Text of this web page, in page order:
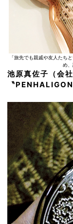
「旅先でも親戚や友人たち
め
池原真佐子（会
〝